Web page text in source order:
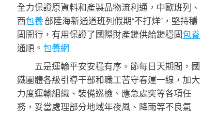
全力保證原資料和產製品物流利通，中歐班列、
西包養部陸海新通道班列假期“不打烊”，堅持穩
固開行，有用保證了國際財產鏈供給鏈穩固包養
通順。 包養網
五是運輸平安安穩有序。節每日天期間，國
鐵團體各級引導干部和職工苦守春運一線，加大
力度運輸組織、裝備巡檢、應急處突等各項任
務，妥當處理部分地域年夜風、降雨等不良氣